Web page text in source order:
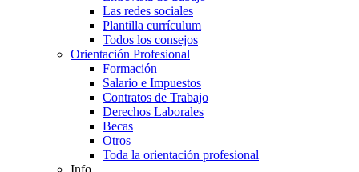
Las redes sociales
Plantilla currículum
Todos los consejos
Orientación Profesional
Formación
Salario e Impuestos
Contratos de Trabajo
Derechos Laborales
Becas
Otros
Toda la orientación profesional
Info